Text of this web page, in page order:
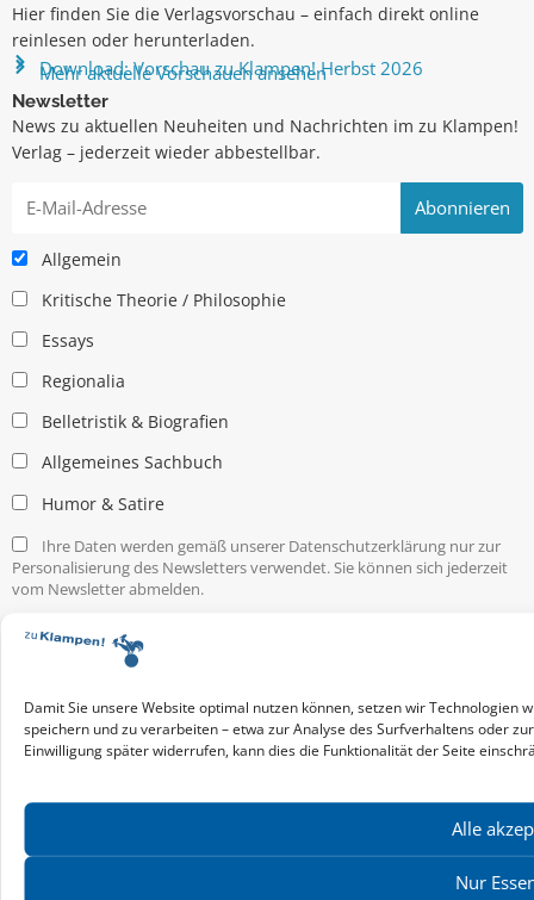
Damit Sie unsere Website optimal nutzen können, setzen wir Technologien
speichern und zu verarbeiten – etwa zur Analyse des Surfverhaltens oder
Einwilligung später widerrufen, kann dies die Funktionalität der Seite
Alle
Nur
Hier finden Sie die Verlagsvorschau – einfach direkt online
reinlesen oder herunterladen.
Download: Vorschau zu Klampen! Herbst 2026
Mehr aktuelle Vorschauen ansehen
Newsletter
News zu aktuellen Neuheiten und Nachrichten im zu Klampen!
Verlag – jederzeit wieder abbestellbar.
Allgemein
Kritische Theorie / Philosophie
Essays
Regionalia
Belletristik & Biografien
Allgemeines Sachbuch
Humor & Satire
Ihre Daten werden gemäß unserer Datenschutzerklärung nur zur
Personalisierung des Newsletters verwendet. Sie können sich jederzeit
vom Newsletter abmelden.
Service & Infos
Presseservice
Infos zur Manuskripteinreichung
Praktikumsstellen
Impressum
Produktsicherheit